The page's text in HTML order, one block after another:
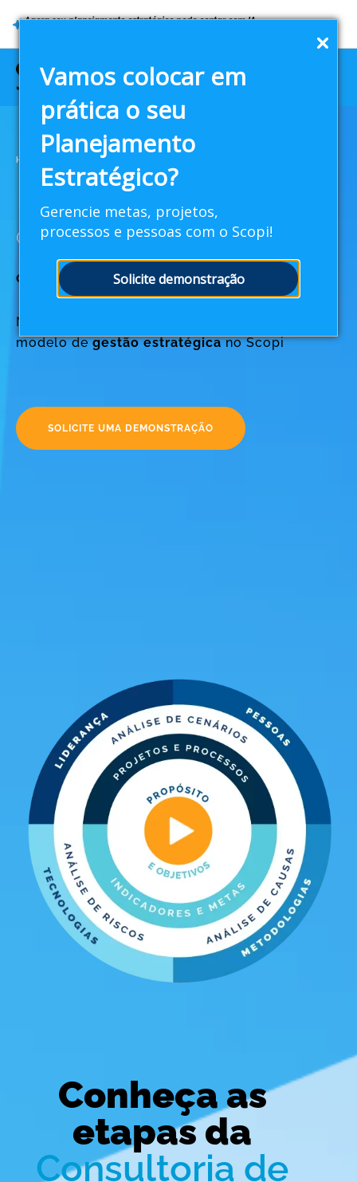
Vamos colocar em
prática o seu
Planejamento
Estratégico?
Gerencie metas, projetos,
processos e pessoas com o Scopi!
Solicite demonstração
Agora seu planejamento estratégico pode contar com IA
HOME CONSULTORIA
Consultoria
de Implantação
Nossos especialistas ajudam a organizar o seu
modelo degestão estratégicano Scopi
SOLICITE UMA DEMONSTRAÇÃO
Conheça as
etapas da
Consultoria de